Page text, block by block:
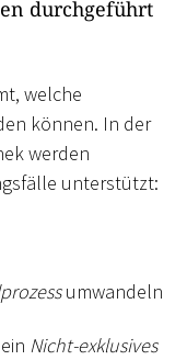
durchgeführt
welche
können. In der
werden
unterstützt:
umwandeln
Nicht-exklusives